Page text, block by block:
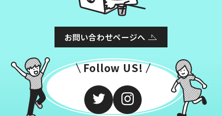
お問い合わせページへ
Follow US!